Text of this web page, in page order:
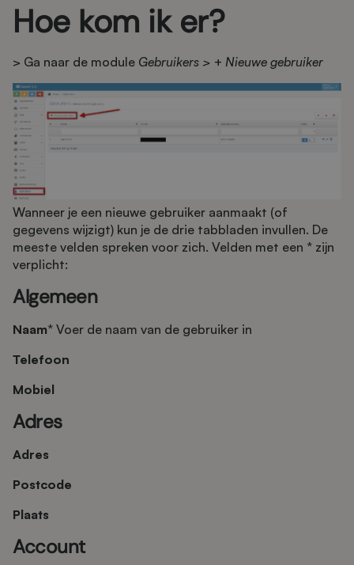
Hoe kom ik er?
> Ga naar de module Gebruikers > + Nieuwe gebruiker
Wanneer je een nieuwe gebruiker aanmaakt (of
gegevens wijzigt) kun je de drie tabbladen invullen. De
meeste velden spreken voor zich. Velden met een * zijn
verplicht:
Algemeen
Naam* Voer de naam van de gebruiker in
Telefoon
Mobiel
Adres
Adres
Postcode
Plaats
Account